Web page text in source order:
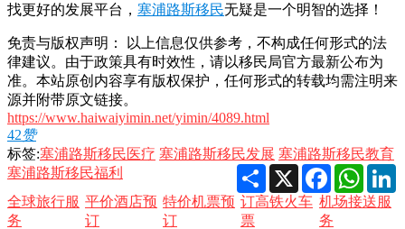
找更好的发展平台， 塞浦路斯移民无疑是一个明智的选择！
免责与版权声明： 以上信息仅供参考，不构成任何形式的法
律建议。由于政策具有时效性，请以移民局官方最新公布为
准。本站原创内容享有版权保护，任何形式的转载均需注明来
源并附带原文链接。
https://www.haiwaiyimin.net/yimin/4089.html
42赞
标签:塞浦路斯移民医疗 塞浦路斯移民发展 塞浦路斯移民教育
塞浦路斯移民福利
Share X Facebook
全球旅行服
务
平价酒店预
订
特价机票预
订
订高铁火车
票
机场接送服
务